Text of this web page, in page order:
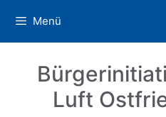
Inhalt
springen
Menü
Luft